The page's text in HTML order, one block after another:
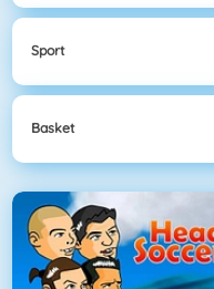
Sport
Basket